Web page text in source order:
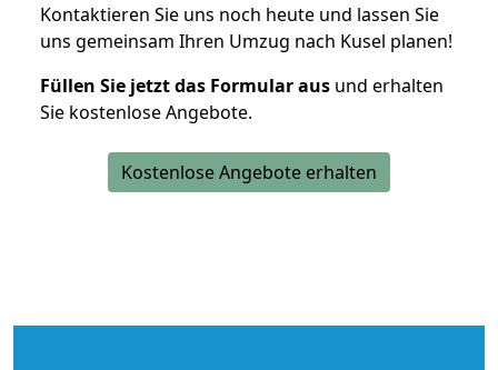
Kontaktieren Sie uns noch heute und lassen Sie
uns gemeinsam Ihren Umzug nach Kusel planen!
Füllen Sie jetzt das Formular aus und erhalten
Sie kostenlose Angebote.
Kostenlose Angebote erhalten